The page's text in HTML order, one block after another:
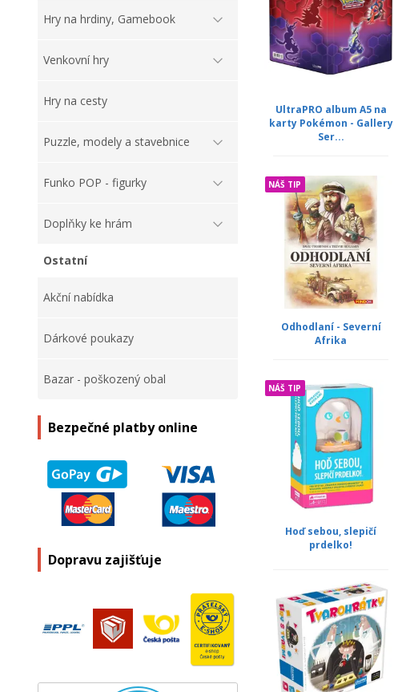
Hry na hrdiny, Gamebook
Venkovní hry
Hry na cesty
Puzzle, modely a stavebnice
Funko POP - figurky
Doplňky ke hrám
Ostatní
Akční nabídka
Dárkové poukazy
Bazar - poškozený obal
Bezpečné platby online
Dopravu zajišťuje
UltraPRO album A5 na
karty Pokémon - Gallery
Ser...
NÁŠ TIP
Odhodlaní - Severní
Afrika
NÁŠ TIP
Hoď sebou, slepičí
prdelko!